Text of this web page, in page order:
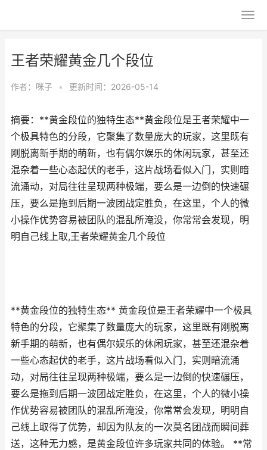
王者荣耀黄金几个段位
作者： 咪子 • 更新时间：2026-05-14
摘要：**黄金段位的独特生态**黄金段位是王者荣耀中一
个极具特色的分段，它聚集了数量庞大的玩家，这里既有
刚脱离新手期的萌新，也有偶尔娱乐的休闲玩家，甚至还
混杂着一些心态起伏的老手，这片战场看似入门，实则暗
流涌动，对局往往呈现两种极端，要么是一边倒的快速碾
压，要么是拖到后期一波团战定胜负，在这里，个人的微
小操作优势容易被团队的混乱所淹没，你常常会发现，明
明自己线上取,王者荣耀黄金几个段位
**黄金段位的独特生态** 黄金段位是王者荣耀中一个极具
特色的分段，它聚集了数量庞大的玩家，这里既有刚脱离
新手期的萌新，也有偶尔娱乐的休闲玩家，甚至还混杂着
一些心态起伏的老手，这片战场看似入门，实则暗流涌
动，对局往往呈现两种极端，要么是一边倒的快速碾压，
要么是拖到后期一波团战定胜负，在这里，个人的微小操
作优势容易被团队的混乱所淹没，你常常会发现，明明自
己线上取得了优势，却因为队友的一次莫名团战而瞬间葬
送，这种无力感，是黄金段位许多玩家共同的体验。 **常